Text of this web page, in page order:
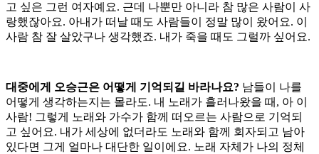
고 싶은 그런 여자예요. 근데 나뿐만 아니라 참 많은 사람이 사
랑했잖아요. 아내가 떠날 때도 사람들이 정말 많이 왔어요. 이
사람 참 잘 살았구나 생각했죠. 내가 죽을 때도 그럴까 싶어요.
대중에게 오승근은 어떻게 기억되길 바라나요? 남들이 나를
어떻게 생각하는지는 몰라도. 내 노래가 흘러나왔을 때, 아 이
사람! 그렇게 노래와 가수가 함께 떠오르는 사람으로 기억되
고 싶어요. 내가 세상에 없더라도 노래와 함께 회자되고 남아
있다면 그게 얼마나 대단한 일이에요. 노래 자체가 나의 정체